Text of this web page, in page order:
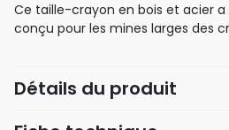
Ce taille-crayon en bois et acier
conçu pour les mines larges des
Détails du produit